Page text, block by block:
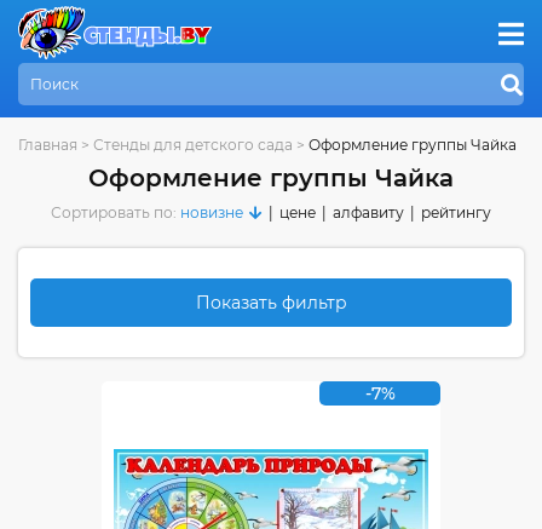
Главная > Стенды для детского сада > Оформление группы Чайка
Оформление группы Чайка
Сортировать по: новизне цене алфавиту рейтингу
Показать фильтр
-7%